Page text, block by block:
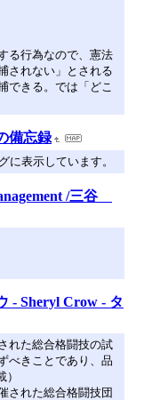
る行為なので、憲法
されない」とされる
できる。では「どこ
備忘録
に表示しています。
/三谷
- Sheryl Crow - タ
れた総合格闘技の試
べきことであり、品
された総合格闘技団